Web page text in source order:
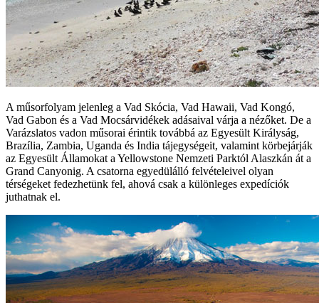
A műsorfolyam jelenleg a Vad Skócia, Vad Hawaii, Vad Kongó,
Vad Gabon és a Vad Mocsárvidékek adásaival várja a nézőket. De a
Varázslatos vadon műsorai érintik továbbá az Egyesült Királyság,
Brazília, Zambia, Uganda és India tájegységeit, valamint körbejárják
az Egyesült Államokat a Yellowstone Nemzeti Parktól Alaszkán át a
Grand Canyonig. A csatorna egyedülálló felvételeivel olyan
térségeket fedezhetünk fel, ahová csak a különleges expedíciók
juthatnak el.